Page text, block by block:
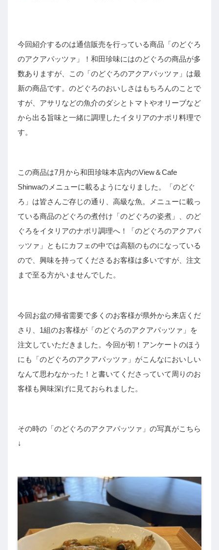
今回紹介するのは通信販売を行っている商品「のどぐろ
のアクアパッツァ」！和田珍味にはのどぐろの商品が多
数ありますが、この「のどぐろのアクアパッツァ」は最
新の商品です。のどぐろのおいしさはもちろんのことで
すが、アサリなどの魚介のダシとトマトやオリーブなど
から出る旨味と一緒に調理したイタリアのナポリ料理で
す。
この商品は7月から和田珍味本店内のView＆Cafe
Shinwaのメニューに載るようになりました。「のどぐ
ろ」は皆さんご存じの通り、高級な魚。メニューに載っ
ている商品のどぐろの煮付け「のどぐろの姿煮」、のど
ぐろをイタリアのナポリ調理へ！「のどぐろのアクアパ
ッツァ」ともにカフェの中では高額のものになっている
ので、興味を持ってくださるお客様は多いですが、注文
まで至る方がいませんでした。
今回お盆の帰省需要で多くのお客様が県外から来店くだ
さり、1組のお客様が「のどぐろのアクアパッツァ」を
注文していただきました。今回が初！アンケートのほう
にも「のどぐろのアクアパッツァ」がこんなにおいしい
なんて思わなかった！と書いてくださっていて周りのお
客様も興味深げに見ておられました。
その時の「のどぐろのアクアパッツァ」の写真がこちら
↓